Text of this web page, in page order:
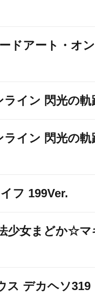
ドアート・オン
イン 閃光の軌
イン 閃光の軌
フ 199Ver.
少女まどか☆マ
ス デカヘソ319